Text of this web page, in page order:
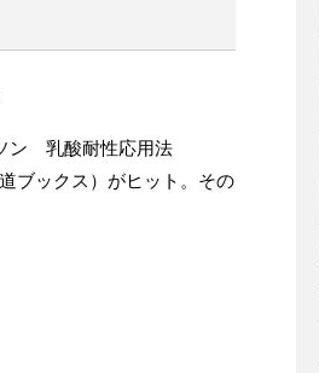
ン 乳酸耐性応用法
ブックス）がヒット。その